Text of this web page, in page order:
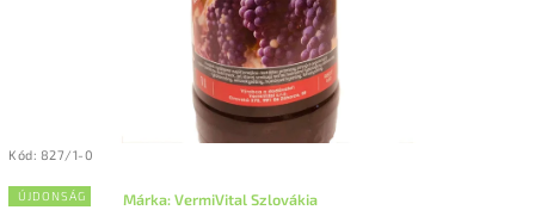
Kód: 827/1-0
ÚJDONSÁG Márka:VermiVital Szlovákia